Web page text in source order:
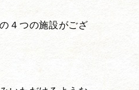
４つの施設がござ